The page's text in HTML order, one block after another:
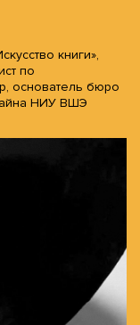
книги»,
по
основатель бюро
НИУ ВШЭ